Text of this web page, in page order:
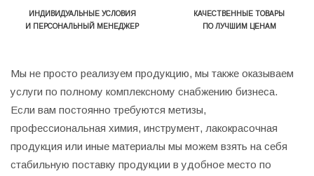
ИНДИВИДУАЛЬНЫЕ УСЛОВИЯ
И ПЕРСОНАЛЬНЫЙ МЕНЕДЖЕР
КАЧЕСТВЕННЫЕ ТОВАРЫ
ПО ЛУЧШИМ ЦЕНАМ
Мы не просто реализуем продукцию, мы также оказываем
услуги по полному комплексному снабжению бизнеса.
Если вам постоянно требуются метизы,
профессиональная химия, инструмент, лакокрасочная
продукция или иные материалы мы можем взять на себя
стабильную поставку продукции в удобное место по